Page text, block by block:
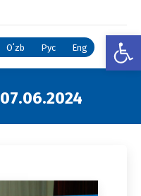
Oʻzb Рус Eng
07.06.2024